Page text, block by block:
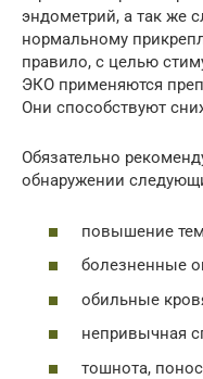
эндометрий, а так же
нормальному
правило, с целью
ЭКО применяются
Они способствуют
Обязательно
обнаружении
повышение
болезненные
обильные
непривычная
тошнота,